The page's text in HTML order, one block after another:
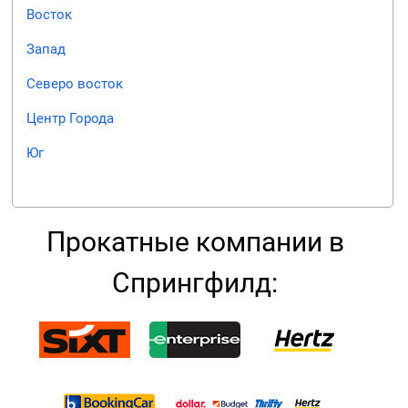
Восток
Запад
Северо восток
Центр Города
Юг
Прокатные компании в
Спрингфилд: